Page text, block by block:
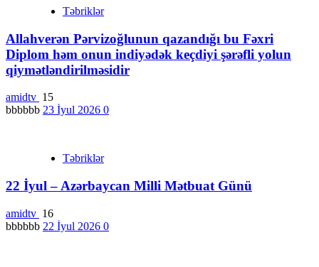
Təbriklər
Allahverən Pərvizoğlunun qazandığı bu Fəxri
Diplom həm onun indiyədək keçdiyi şərəfli yolun
qiymətləndirilməsidir
amidtv 15
bbbbbb 23 İyul 2026 0
Təbriklər
22 İyul – Azərbaycan Milli Mətbuat Günü
amidtv 16
bbbbbb 22 İyul 2026 0